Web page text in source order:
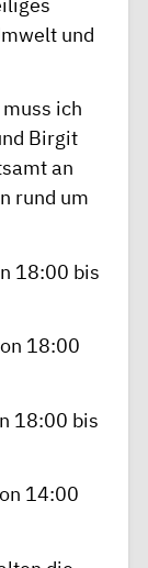
und
ich
Birgit
an
rund um
18:00 bis
18:00
18:00 bis
14:00